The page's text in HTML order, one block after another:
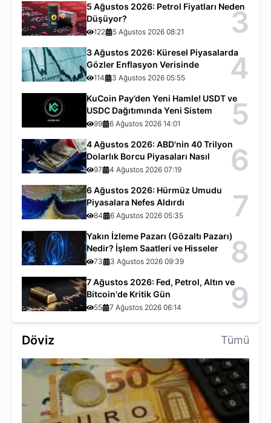
Döviz Tümü
5 Ağustos 2026: Petrol Fiyatları Neden
Düşüyor?
122 5 Ağustos 2026 08:21 3
3 Ağustos 2026: Küresel Piyasalarda
Gözler Enflasyon Verisinde
114 3 Ağustos 2026 05:55 4
KuCoin Pay’den Yeni Hamle! USDT ve
USDC Dağıtımında Yeni Sistem
99 6 Ağustos 2026 14:01 5
4 Ağustos 2026: ABD'nin 40 Trilyon
Dolarlık Borcu Piyasaları Nasıl
Etkiliyor?
97 4 Ağustos 2026 07:19 6
6 Ağustos 2026: Hürmüz Umudu
Piyasalara Nefes Aldırdı
84 6 Ağustos 2026 05:35 7
Yakın İzleme Pazarı (Gözaltı Pazarı)
Nedir? İşlem Saatleri ve Hisseler
73 3 Ağustos 2026 09:39 8
7 Ağustos 2026: Fed, Petrol, Altın ve
Bitcoin'de Kritik Gün
55 7 Ağustos 2026 06:14 9